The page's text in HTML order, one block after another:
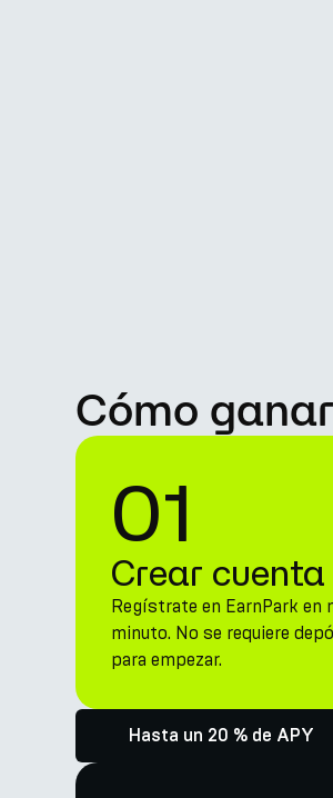
Cómo
01
Crear
Regístrate en EarnPark en
minuto. No se requiere
para empezar.
Hasta un 20 % de APY